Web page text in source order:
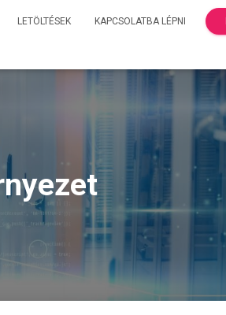
LETÖLTÉSEK KAPCSOLATBA LÉPNI